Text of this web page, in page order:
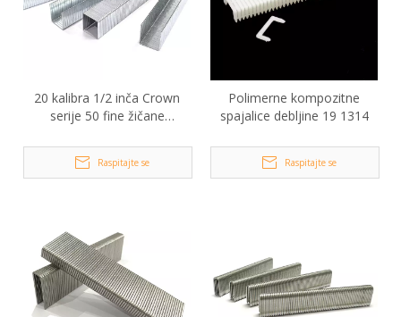
20 kalibra 1/2 inča Crown
serije 50 fine žičane
Raspitajte se
Polimerne kompozitne
spajalice debljine 19 1314
Raspitajte se